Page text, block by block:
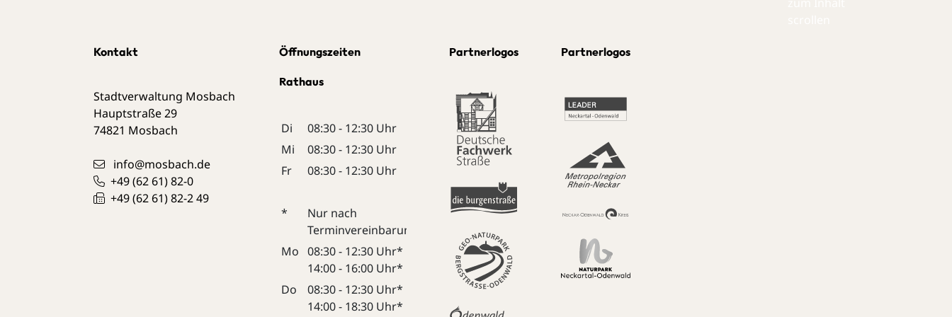
Kontakt
Stadtverwaltung Mosbach
Hauptstraße 29
74821 Mosbach
info@mosbach.de
+49 (6261) 82-0
+49 (6261) 82-249
Öffnungszeiten
Rathaus
Di
08:30 - 12:30 Uhr
Mi
08:30 - 12:30 Uhr
Fr
08:30 - 12:30 Uhr
*
Nur nach
Terminvereinbarung:
Mo
08:30 - 12:30 Uhr*
14:00 - 16:00 Uhr*
Do
08:30 - 12:30 Uhr*
14:00 - 18:30 Uhr*
Partnerlogos Partnerlogos